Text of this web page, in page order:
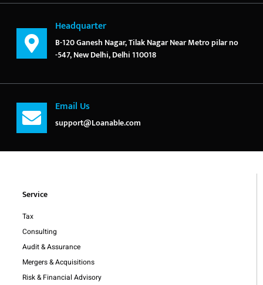
Headquarter
B-120 Ganesh Nagar, Tilak Nagar Near Metro pilar no
-547, New Delhi, Delhi 110018
Email Us
support@Loanable.com
Service
Tax
Consulting
Audit & Assurance
Mergers & Acquisitions
Risk & Financial Advisory